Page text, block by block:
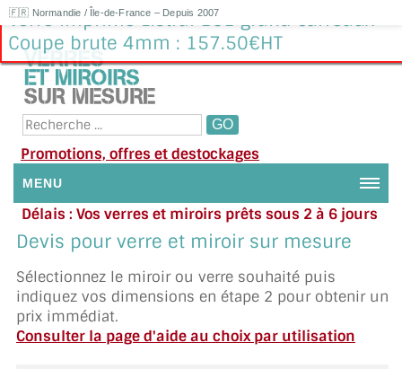
🇫🇷 Normandie / Île-de-France – Depuis 2007
Verre imprimé Listral 151 grand carreaux
Coupe brute 4mm : 157.50€HT
Promotions, offres et destockages
MENU
NOUS CONTACTER
DEMANDE DE DEVIS
SUIVI DE DEVIS
Délais : Vos verres et miroirs prêts sous 2 à 6 jours
en moyenne
Besoin d'aide ?
Appelez ou envoyez un SMS au 06 79 92 33 38
Devis pour verre et miroir sur mesure
Sélectionnez le miroir ou verre souhaité puis
indiquez vos dimensions en étape 2 pour obtenir un
prix immédiat.
Consulter la page d'aide au choix par utilisation